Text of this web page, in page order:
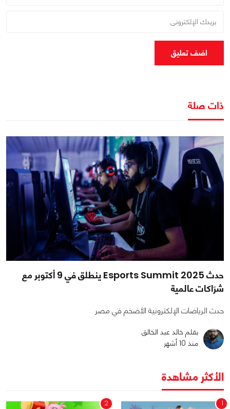
اضف تعليق
ذات صلة
حدث Esports Summit 2025 ينطلق في 9 أكتوبر مع
شرَاكات عالمية
حدث الرياضات الإلكترونية الأضخم في مصر
بقلم خالد عبد الخالق
منذ 10 أشهر
الأكثر مشاهدة
1
2